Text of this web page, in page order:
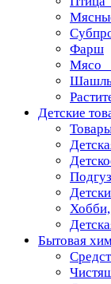
Фарш
Мясо
Детские
Хобби,
Бытовая